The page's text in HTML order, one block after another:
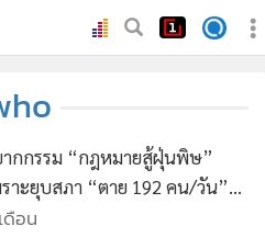
กกรรม “กฎหมายสู้ฝุ่นพิษ”
าะยุบสภา “ตาย 192 คน/วัน”
“พ.ร.บ.คืนชีพ”
ดือน